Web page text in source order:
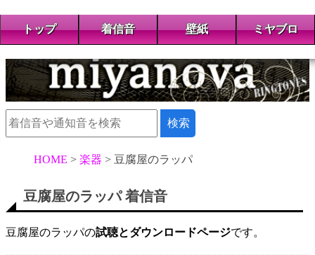
トップ 着信音 壁紙 ミヤブロ
HOME 楽器 豆腐屋のラッパ
豆腐屋のラッパ 着信音
豆腐屋のラッパの試聴とダウンロードページです。